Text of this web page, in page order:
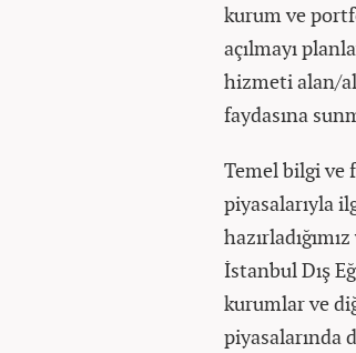
kurum ve
açılmayı
hizmeti alan/
faydasına
Temel bilgi ve
piyasalarıyla
İstanbul Dış
kurumlar ve
piyasalarında